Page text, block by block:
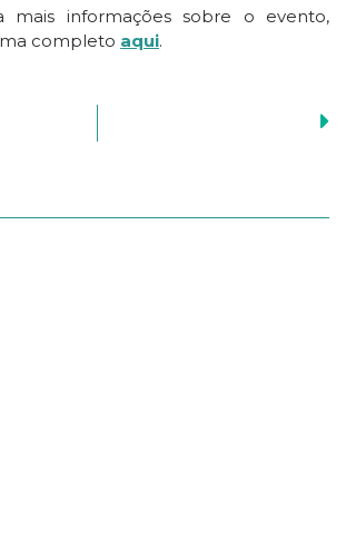
mais informações sobre o evento,
completo aqui.